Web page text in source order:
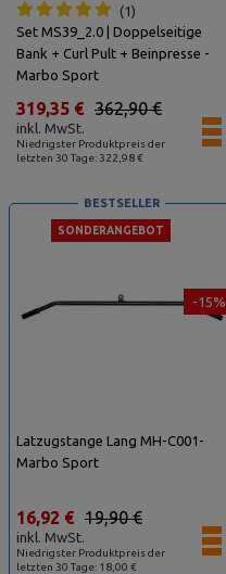
1
Set MS39_2.0 | Doppelseitige
Bank + Curl Pult + Beinpresse -
Marbo Sport
Niedrigster Produktpreis der
letzten 30 Tage: 322,98 €
362,90 €
319,35 €
inkl. MwSt.
-15%
SONDERANGEBOT
BESTSELLER
Latzugstange Lang MH-C001-
Marbo Sport
Niedrigster Produktpreis der
letzten 30 Tage: 18,00 €
19,90 €
16,92 €
inkl. MwSt.